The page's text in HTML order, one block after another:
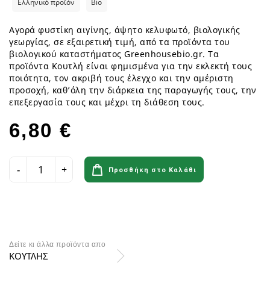
Ελληνικό προϊόν Bio
Αγορά φυστίκη αιγίνης, άψητο κελυφωτό, βιολογικής
γεωργίας, σε εξαιρετική τιμή, από τα προϊόντα του
βιολογικού καταστήματος Greenhousebio.gr. Τα
προϊόντα Κουτλή είναι φημισμένα για την εκλεκτή τους
ποιότητα, τον ακριβή τους έλεγχο και την αμέριστη
προσοχή, καθ’όλη την διάρκεια της παραγωγής τους, την
επεξεργασία τους και μέχρι τη διάθεση τους.
6,80 €
Προσθήκη στο Καλάθι
Δείτε κι άλλα προϊόντα απο
ΚΟΥΤΛΗΣ